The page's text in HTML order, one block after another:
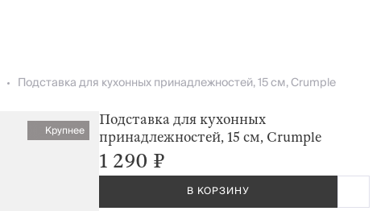
Подставка для кухонных принадлежностей, 15 см, Crumple
Крупнее
Подставка для кухонных
принадлежностей, 15 см, Crumple
1 290 ₽
В КОРЗИНУ